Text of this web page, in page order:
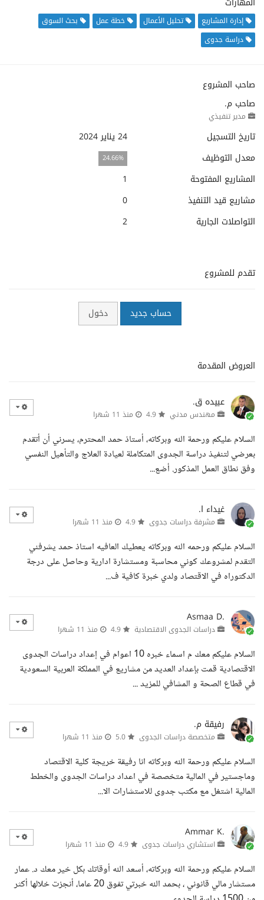
إدارة المشاريع تحليل الأعمال خطة عمل
بحث السوق
دراسة جدوى
صاحب المشروع
صاحب م.
مدير تنفيذي
تاريخ التسجيل
24 يناير 2024
معدل التوظيف
24.66%
المشاريع المفتوحة
1
مشاريع قيد التنفيذ
0
التواصلات الجارية
2
تقدم للمشروع
حساب جديد دخول
العروض المقدمة
عبيده ق.
مهندس مدني منذ 11 شهرا
السلام عليكم ورحمة الله وبركاته، أستاذ حمد المحترم، يسرني أن أتقدم
بعرضي لتنفيذ دراسة الجدوى المتكاملة لعيادة العلاج والتأهيل النفسي
وفق نطاق العمل المذكور. أضع...
غيداء ا.
مشرفة دراسات جدوى منذ 11 شهرا
السلام عليكم ورحمه الله وبركاته يعطيك العافيه استاذ حمد يشرفني
التقدم لمشروعك كوني محاسبة ومستشارة ادارية وحاصل على درجة
الدكتوراه في الاقتصاد ولدي خبرة كافية ف...
Asmaa D.
دراسات الجدوى الاقتصادية منذ 11 شهرا
السلام عليكم معك م اسماء خبره 10 اعوام في إعداد دراسات الجدوى
الاقتصادية قمت بإعداد العديد من مشاريع في المملكة العربية السعودية
في قطاع الصحة و المشافي للمزيد ...
رفيقة م.
متخصصة دراسات الجدوى منذ 11 شهرا
السلام عليكم ورحمة الله وبركاته انا رفيقة خريجة كلية الاقتصاد
وماجستير في المالية متخصصة في اعداد دراسات الجدوى والخطط
المالية اشتغل مع مكتب جدوى للاستشارات الا...
Ammar K.
استشاري دراسات جدوى منذ 11 شهرا
السلام عليكم ورحمة الله وبركاته، أسعد الله أوقاتك بكل خير معك د. عمار
مستشار مالي قانوني ، بحمد الله خبرتي تفوق 20 عاما، أنجزت خلالها أكثر